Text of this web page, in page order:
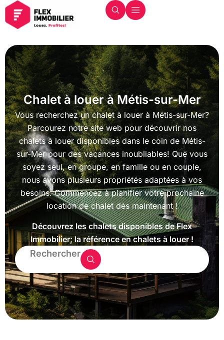
Chalet à louer à Métis-sur-Mer
Vous recherchez un chalet à louer à Métis-sur-Mer?
Parcourez notre site web pour découvrir nos
chalets à louer disponibles dans le coin de Métis-
sur-Mer pour des vacances inoubliables! Que vous
soyez seul, en groupe, en famille ou en couple,
nous avons plusieurs propriétés adaptées à vos
besoins. Commencez à planifier votre prochaine
location de chalet dès maintenant !
Découvrez les chalets disponibles de Flex
Immobilier; la référence en chalets à louer !
Rechercher